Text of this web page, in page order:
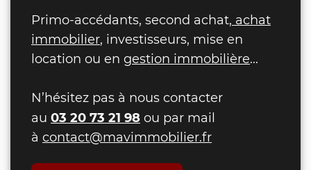
Primo-accédants, second achat, achat
immobilier, investisseurs, mise en
location ou en gestion immobilière...
N’hésitez pas à nous contacter
au 03 20 73 21 98 ou par mail
à contact@mavimmobilier.fr